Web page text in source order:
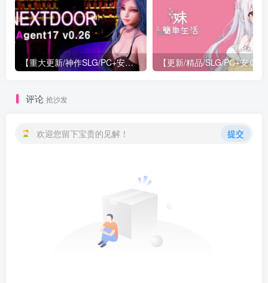
【重大更新/神作SLG/PC+安卓/官中】特工17 Agent 17 v0.26.10 官方中文版+存档or满金币
评论 抢沙发
欢迎您留下宝贵的见解！ 提交